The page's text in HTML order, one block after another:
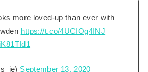
more loved-up than ever with
https://t.co/4UCIOg4INJ
September 13, 2020